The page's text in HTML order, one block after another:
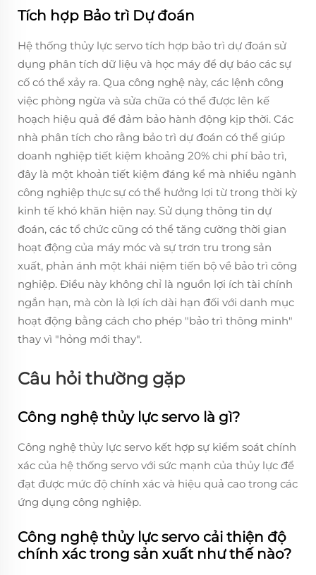
Tích hợp Bảo trì Dự đoán
Hệ thống thủy lực servo tích hợp bảo trì dự đoán sử
dụng phân tích dữ liệu và học máy để dự báo các sự
cố có thể xảy ra. Qua công nghệ này, các lệnh công
việc phòng ngừa và sửa chữa có thể được lên kế
hoạch hiệu quả để đảm bảo hành động kịp thời. Các
nhà phân tích cho rằng bảo trì dự đoán có thể giúp
doanh nghiệp tiết kiệm khoảng 20% chi phí bảo trì,
đây là một khoản tiết kiệm đáng kể mà nhiều ngành
công nghiệp thực sự có thể hưởng lợi từ trong thời kỳ
kinh tế khó khăn hiện nay. Sử dụng thông tin dự
đoán, các tổ chức cũng có thể tăng cường thời gian
hoạt động của máy móc và sự trơn tru trong sản
xuất, phản ánh một khái niệm tiến bộ về bảo trì công
nghiệp. Điều này không chỉ là nguồn lợi ích tài chính
ngắn hạn, mà còn là lợi ích dài hạn đối với danh mục
hoạt động bằng cách cho phép "bảo trì thông minh"
thay vì "hỏng mới thay".
Câu hỏi thường gặp
Công nghệ thủy lực servo là gì?
Công nghệ thủy lực servo kết hợp sự kiểm soát chính
xác của hệ thống servo với sức mạnh của thủy lực để
đạt được mức độ chính xác và hiệu quả cao trong các
ứng dụng công nghiệp.
Công nghệ thủy lực servo cải thiện độ
chính xác trong sản xuất như thế nào?